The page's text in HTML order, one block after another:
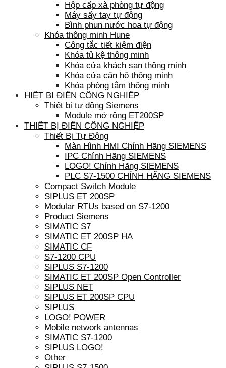
Hộp cấp xà phòng tự động
Máy sấy tay tự động
Bình phun nước hoa tự động
Khóa thông minh Hune
Công tắc tiết kiệm điện
Khóa tủ kệ thông minh
Khóa cửa khách sạn thông minh
Khóa cửa căn hộ thông minh
Khóa phòng tắm thông minh
HIẾT BỊ ĐIỆN CÔNG NGHIỆP
Thiết bị tự động Siemens
Module mở rộng ET200SP
THIẾT BỊ ĐIỆN CÔNG NGHIỆP
Thiết Bị Tự Động
Màn Hình HMI Chính Hãng SIEMENS
IPC Chính Hãng SIEMENS
LOGO! Chính Hãng SIEMENS
PLC S7-1500 CHÍNH HÃNG SIEMENS
Compact Switch Module
SIPLUS ET 200SP
Modular RTUs based on S7-1200
Product Siemens
SIMATIC S7
SIMATIC ET 200SP HA
SIMATIC CF
S7-1200 CPU
SIPLUS S7-1200
SIMATIC ET 200SP Open Controller
SIPLUS NET
SIPLUS ET 200SP CPU
SIPLUS
LOGO! POWER
Mobile network antennas
SIMATIC S7-1200
SIPLUS LOGO!
Other